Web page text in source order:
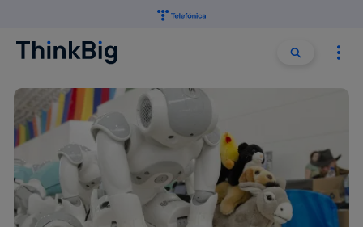
Buscar